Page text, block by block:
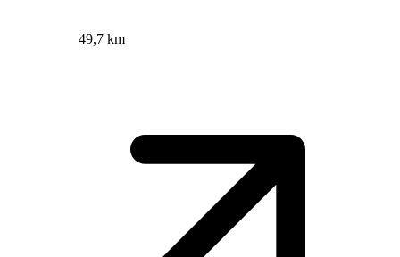
49,7 km